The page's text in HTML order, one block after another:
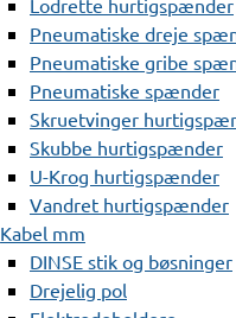
Lodrette hurtigspænder
Pneumatiske dreje
Pneumatiske gribe
Pneumatiske spænder
Skruetvinger
Skubbe hurtigspænder
U-Krog hurtigspænder
Vandret hurtigspænder
Kabel mm
DINSE stik og bøsninger
Drejelig pol